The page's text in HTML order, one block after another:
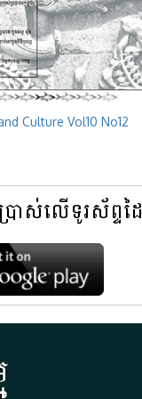
Culture Vol10 No12
ាស់លើទូរស័ព្ទដៃ